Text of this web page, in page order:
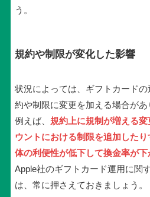
う。
規約や制限が変化した影響
状況によっては、ギフトカード
約や制限に変更を加える場合があ
例えば、 規約上に規制が増える
ウントにおける制限を追加した
体の利便性が低下して換金率が下
Apple社のギフトカード運用に関
は、常に押さえておきましょう。